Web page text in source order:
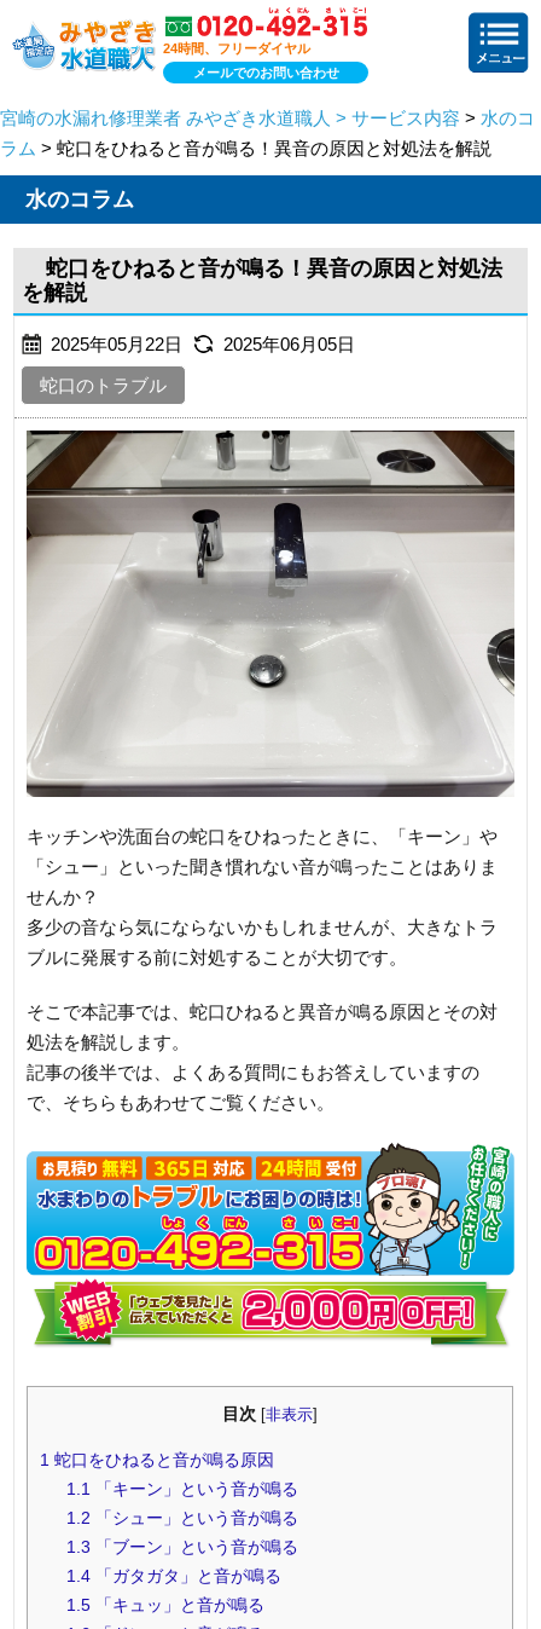
24時間、フリーダイヤル
メールでのお問い合わせ
宮崎の水漏れ修理業者 みやざき水道職人 > サービス内容 > 水のコ
ラム > 蛇口をひねると音が鳴る！異音の原因と対処法を解説
水のコラム
蛇口をひねると音が鳴る！異音の原因と対処法
を解説
2025年05月22日
2025年06月05日
蛇口のトラブル
キッチンや洗面台の蛇口をひねったときに、「キーン」や
「シュー」といった聞き慣れない音が鳴ったことはありま
せんか？
多少の音なら気にならないかもしれませんが、大きなトラ
ブルに発展する前に対処することが大切です。
そこで本記事では、蛇口ひねると異音が鳴る原因とその対
処法を解説します。
記事の後半では、よくある質問にもお答えしていますの
で、そちらもあわせてご覧ください。
目次 [非表示]
1 蛇口をひねると音が鳴る原因
1.1
「キーン」という音が鳴る
1.2 「シュー」という音が鳴る
1.3 「ブーン」という音が鳴る
1.4「ガタガタ」と音が鳴る
1.5「キュッ」と音が鳴る